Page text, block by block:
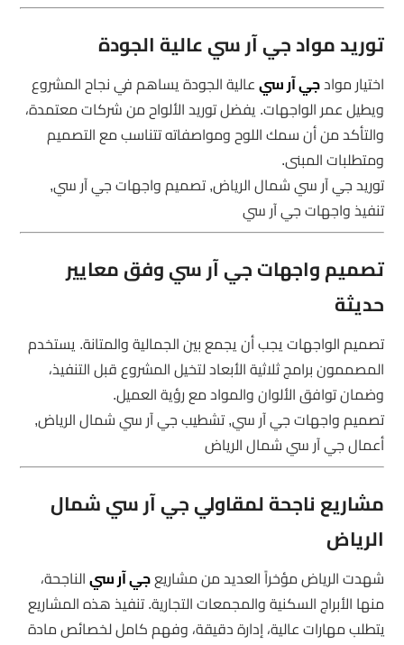
توريد مواد جي آر سي عالية الجودة
اختيار موادجي آر سيعالية الجودة يساهم في نجاح المشروع
ويطيل عمر الواجهات. يفضل توريد الألواح من شركات معتمدة،
والتأكد من أن سمك اللوح ومواصفاته تتناسب مع التصميم
ومتطلبات المبنى.
توريد جي آر سي شمال الرياض, تصميم واجهات جي آر سي,
تنفيذ واجهات جي آر سي
تصميم واجهات جي آر سي وفق معايير
حديثة
تصميم الواجهات يجب أن يجمع بين الجمالية والمتانة. يستخدم
المصممون برامج ثلاثية الأبعاد لتخيل المشروع قبل التنفيذ،
وضمان توافق الألوان والمواد مع رؤية العميل.
تصميم واجهات جي آر سي, تشطيب جي آر سي شمال الرياض,
أعمال جي آر سي شمال الرياض
مشاريع ناجحة لمقاولي جي آر سي شمال
الرياض
شهدت الرياض مؤخراً العديد من مشاريعجي آر سيالناجحة،
منها الأبراج السكنية والمجمعات التجارية. تنفيذ هذه المشاريع
يتطلب مهارات عالية، إدارة دقيقة، وفهم كامل لخصائص مادة